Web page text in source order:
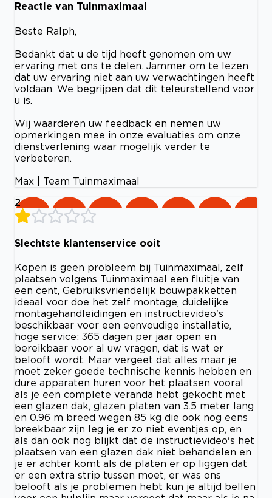
Reactie van Tuinmaximaal
Beste Ralph,
Bedankt dat u de tijd heeft genomen om uw
ervaring met ons te delen. Jammer om te lezen
dat uw ervaring niet aan uw verwachtingen heeft
voldaan. We begrijpen dat dit teleurstellend voor
u is.
Wij waarderen uw feedback en nemen uw
opmerkingen mee in onze evaluaties om onze
dienstverlening waar mogelijk verder te
verbeteren.
Max | Team Tuinmaximaal
2
Slechtste klantenservice ooit
Kopen is geen probleem bij Tuinmaximaal, zelf
plaatsen volgens Tuinmaximaal een fluitje van
een cent, Gebruiksvriendelijk bouwpakketten
ideaal voor doe het zelf montage, duidelijke
montagehandleidingen en instructievideo's
beschikbaar voor een eenvoudige installatie,
hoge service: 365 dagen per jaar open en
bereikbaar voor al uw vragen, dat is wat er
belooft wordt. Maar vergeet dat alles maar je
moet zeker goede technische kennis hebben en
dure apparaten huren voor het plaatsen vooral
als je een complete veranda hebt gekocht met
een glazen dak, glazen platen van 3.5 meter lang
en 0.96 m breed wegen 85 kg die ook nog eens
breekbaar zijn leg je er zo niet eventjes op, en
als dan ook nog blijkt dat de instructievideo's het
plaatsen van een glazen dak niet behandelen en
je er achter komt als de platen er op liggen dat
er een extra strip tussen moet, er was ons
belooft als je problemen hebt kun je altijd bellen